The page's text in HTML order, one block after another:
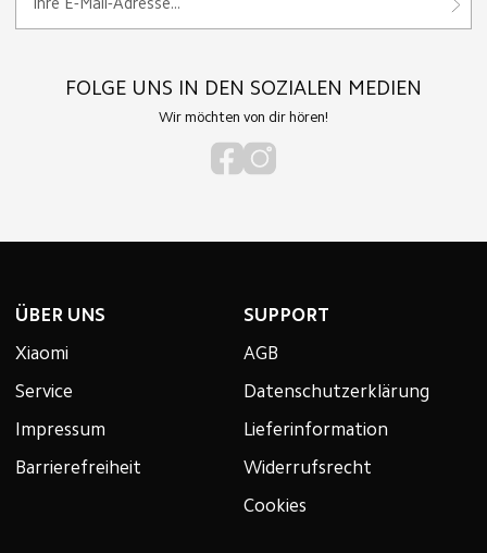
FOLGE UNS IN DEN SOZIALEN MEDIEN
Wir möchten von dir hören!
ÜBER UNS
Xiaomi
Service
Impressum
Barrierefreiheit
SUPPORT
AGB
Datenschutzerklärung
Lieferinformation
Widerrufsrecht
Cookies